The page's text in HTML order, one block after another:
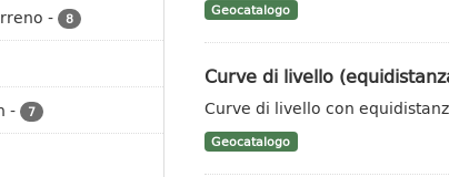
- 8
- 7
Geocatalogo
Curve di livello
Curve di livello con
Geocatalogo